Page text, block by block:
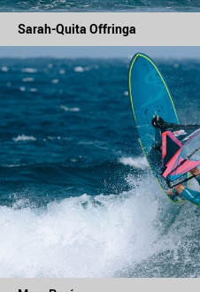
Sarah-Quita Offringa